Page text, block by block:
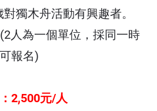
獨木舟活動有興趣者。
人為一個單位，採同一時
報名)
2,500元/人
的背負系統
營、玩水、輕旅
費。
遲到
，戴眼鏡者需有固定眼鏡